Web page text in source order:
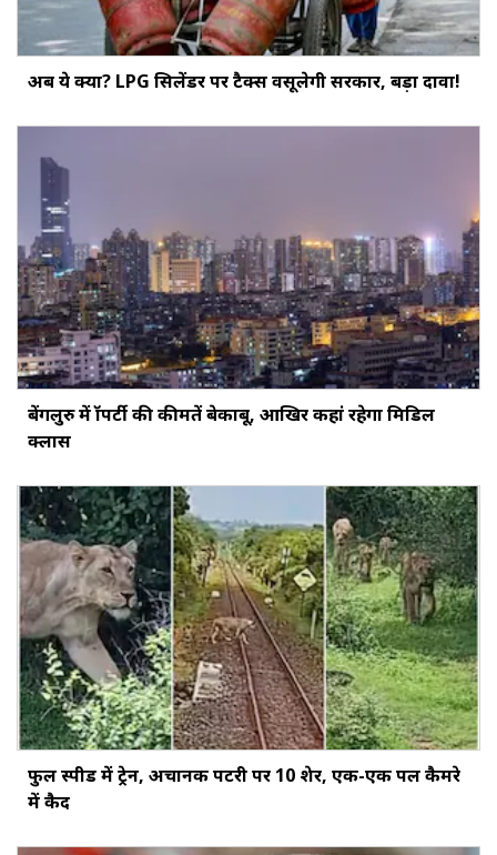
अब ये क्या? LPG सिलेंडर पर टैक्स वसूलेगी सरकार, बड़ा दावा!
बेंगलुरु में प्रॉपर्टी की कीमतें बेकाबू, आखिर कहां रहेगा मिडिल
क्लास
फुल स्पीड में ट्रेन, अचानक पटरी पर 10 शेर, एक-एक पल कैमरे
में कैद